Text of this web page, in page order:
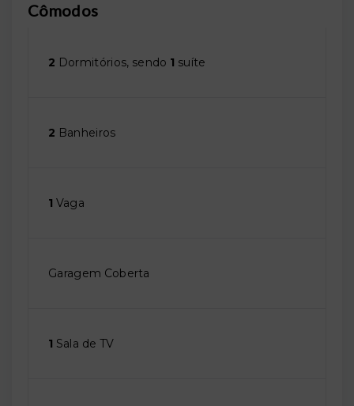
Cômodos
2 Dormitórios, sendo 1 suíte
2 Banheiros
1 Vaga
Garagem Coberta
1 Sala de TV